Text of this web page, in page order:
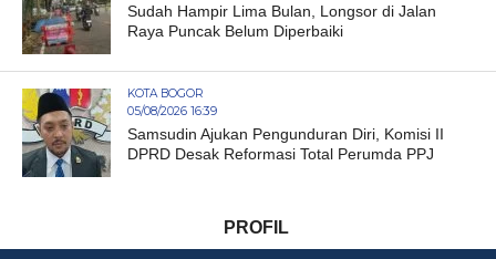
Sudah Hampir Lima Bulan, Longsor di Jalan
Raya Puncak Belum Diperbaiki
KOTA BOGOR
05/08/2026 16:39
Samsudin Ajukan Pengunduran Diri, Komisi II
DPRD Desak Reformasi Total Perumda PPJ
PROFIL